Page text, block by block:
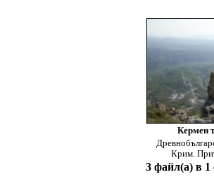
Кермен
Крим.
3 файл(а) в 1